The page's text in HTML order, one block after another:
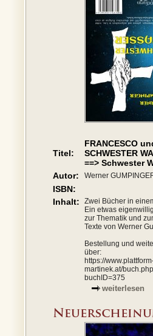
Titel:
FRANCESCO
SCHWESTER
==> Schwester
Autor:
Werner
ISBN:
Inhalt:
Zwei Bücher in
Ein etwas
zur Thematik und
Texte von Werner
Bestellung und
über:
https://
martinek.at/
buchID=375
weiterlesen